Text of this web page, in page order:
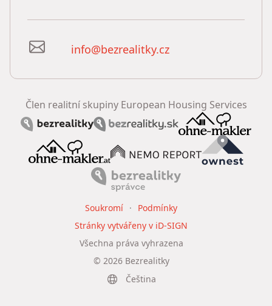
info@bezrealitky.cz
Člen realitní skupiny European Housing Services
© 2026Bezrealitky
Všechna práva vyhrazena
Soukromí
Podmínky
Stránky vytvářeny v iD-SIGN
Čeština